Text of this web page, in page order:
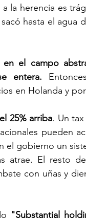
la herencia es
hasta el agua
el campo
entera.
en Holanda y
25% arriba. Un
pueden
el gobierno un
atrae. El resto
con uñas y
"Substantial